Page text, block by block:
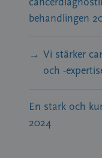
behandlingen
Vi stärker
och -
En stark och
2024